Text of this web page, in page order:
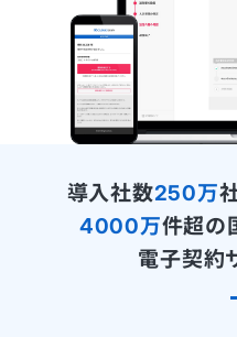
導入社数250万
4000万件超の
電子契約